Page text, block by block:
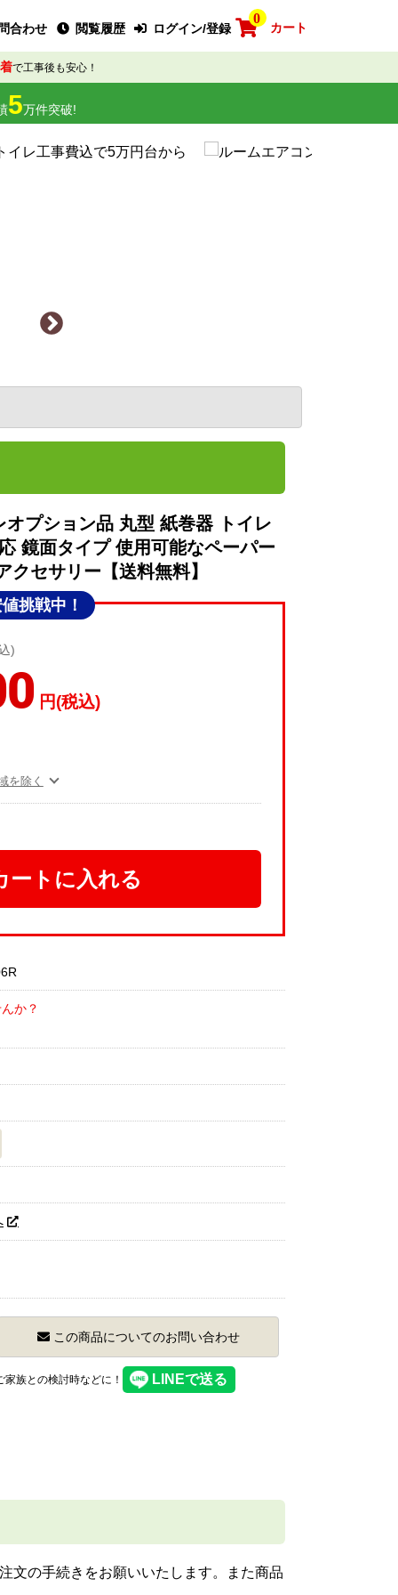
合わせ 閲覧履歴 ログイン/登録
0
カート
で工事後も安心！
5万件突破!
プション品 丸型 紙巻器 トイレ
鏡面タイプ 使用可能なペーパー
セサリー【送料無料】
挑戦中！
)
円(税込)
を除く
ートに入れる
か？
この商品についてのお問い合わせ
族との検討時などに！
文の手続きをお願いいたします。また商品